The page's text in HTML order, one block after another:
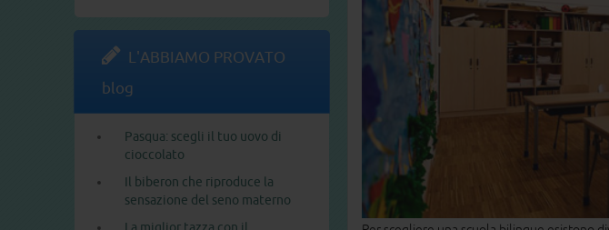
L'ABBIAMO PROVATO
blog
Pasqua: scegli il tuo uovo di
cioccolato
Il biberon che riproduce la
sensazione del seno materno